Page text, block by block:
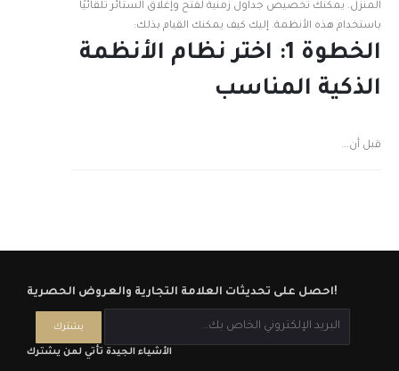
المنزل. يمكنك تخصيص جداول زمنية لفتح وإغلاق الستائر تلقائيًا
باستخدام هذه الأنظمة. إليك كيف يمكنك القيام بذلك:
الخطوة 1: اختر نظام الأنظمة
الذكية المناسب
قبل أن...
احصل على تحديثات العلامة التجارية والعروض الحصرية!
الأشياء الجيدة تأتي لمن يشترك